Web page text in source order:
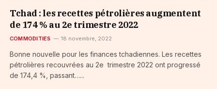
Tchad : les recettes pétrolières augmentent
de 174 % au 2e trimestre 2022
COMMODITIES 18 novembre, 2022
Bonne nouvelle pour les finances tchadiennes. Les recettes
pétrolières recouvrées au 2e trimestre 2022 ont progressé
de 174,4 %, passant…...